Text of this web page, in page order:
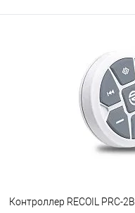
Контроллер RECOIL PRC-2B